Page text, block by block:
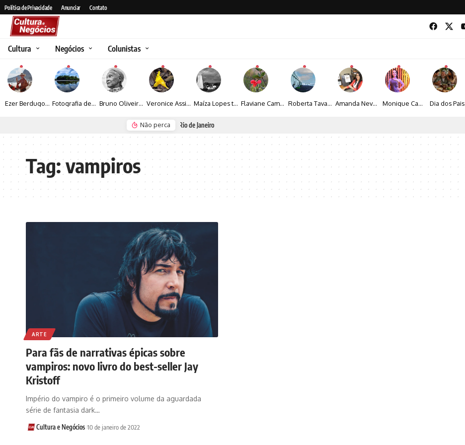
Política de Privacidade Anunciar Contato
Cultura Negócios Colunistas
Ezer Berdugo transforma experiências multiculturais e memórias em narrativas visuais por meio da fotografia Fotografia de Fátima Carlini transforma paisagens naturais em experiências de contemplação Bruno Oliveira retrata o cotidiano urbano por meio da fotografia em preto e branco Veronice Assini Saes transforma a natureza em fotografias marcadas pela sensibilidade Maíza Lopes transforma cultura popular baiana em narrativas fotográficas Flaviane Campos transforma natureza, espiritualidade e sensibilidade em narrativas fotográficas Roberta Tavares transforma a fotografia em obras de arte marcadas pela sensibilidade e sofisticação Amanda Neves transforma a beleza da natureza em obras realistas repletas de sensibilidade Monique Camacho é homenageada no Prêmio Gênios da Atualidade 2026
Não perca Espraiada Festival 2026 aposta na cultura periférica para ampliar oportunidades na zona sul
Tag:vampiros
ARTE
Para fãs de narrativas épicas sobre
vampiros: novo livro do best-seller Jay
Kristoff
Império do vampiro é o primeiro volume da aguardada
série de fantasia dark…
Cultura e Negócios 10 de janeiro de 2022